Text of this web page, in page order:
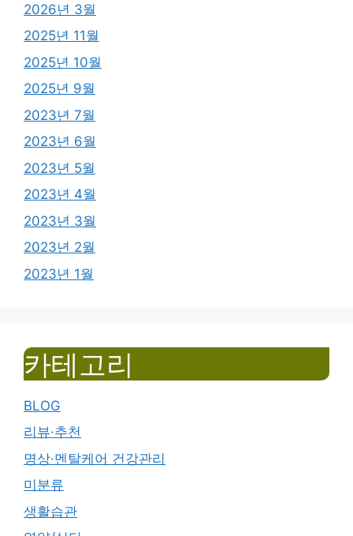
2026년 3월
2025년 11월
2025년 10월
2025년 9월
2023년 7월
2023년 6월
2023년 5월
2023년 4월
2023년 3월
2023년 2월
2023년 1월
카테고리
BLOG
리뷰·추천
명상·멘탈케어 건강관리
미분류
생활습관